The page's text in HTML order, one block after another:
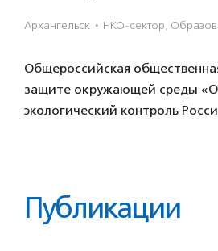
Архангельск · НКО-сектор,
Общероссийская
защите окружающей среды
экологический контроль
Публикации